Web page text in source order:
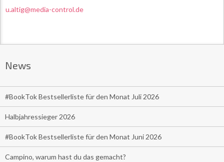
u.altig@media-control.de
News
#BookTok Bestsellerliste für den Monat Juli 2026
Halbjahressieger 2026
#BookTok Bestsellerliste für den Monat Juni 2026
Campino, warum hast du das gemacht?